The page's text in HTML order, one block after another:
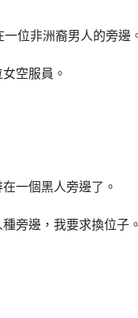
位非洲裔男人的旁邊
空服員。
一個黑人旁邊了。
旁邊，我要求換位子。